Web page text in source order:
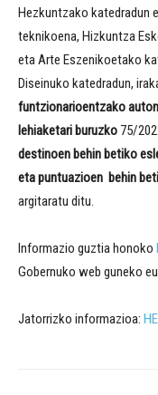
Hezkuntzako katedradun
teknikoena, Hizkuntza
eta Arte Eszenikoetako
Diseinuko katedradun,
funtzionarioentzako
lehiaketari buruzko 75/
destinoen behin betiko
eta puntuazioen behin
argitaratu ditu.
Informazio guztia honoko
Gobernuko web guneko
Jatorrizko informazioa: